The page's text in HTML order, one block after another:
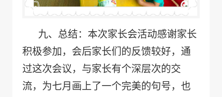
九、 总结：本次家长会活动感谢家长
积极参加，会后家长们的反馈较好，通
过这次会议，与家长有个深层次的交
流，为七月画上了一个完美的句号，也